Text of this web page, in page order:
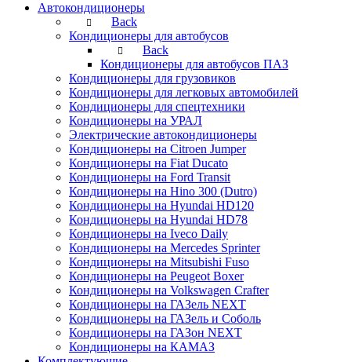
Автокондиционеры
Back
Кондиционеры для автобусов
Back
Кондиционеры для автобусов ПАЗ
Кондиционеры для грузовиков
Кондиционеры для легковых автомобилей
Кондиционеры для спецтехники
Кондиционеры на УРАЛ
Электрические автокондиционеры
Кондиционеры на Citroen Jumper
Кондиционеры на Fiat Ducato
Кондиционеры на Ford Transit
Кондиционеры на Hino 300 (Dutro)
Кондиционеры на Hyundai HD120
Кондиционеры на Hyundai HD78
Кондиционеры на Iveco Daily
Кондиционеры на Mercedes Sprinter
Кондиционеры на Mitsubishi Fuso
Кондиционеры на Peugeot Boxer
Кондиционеры на Volkswagen Crafter
Кондиционеры на ГАЗель NEXT
Кондиционеры на ГАЗель и Соболь
Кондиционеры на ГАЗон NEXT
Кондиционеры на КАМАЗ